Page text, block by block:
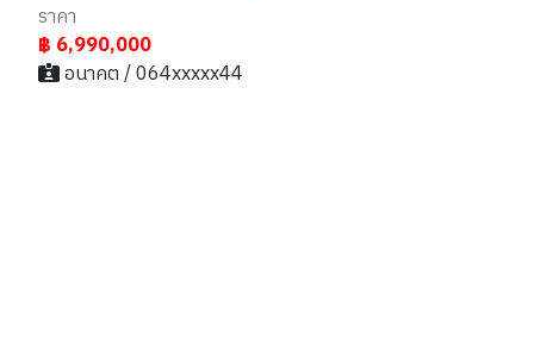
ราคา
฿ 6,990,000
อนาคต / 064xxxxx44